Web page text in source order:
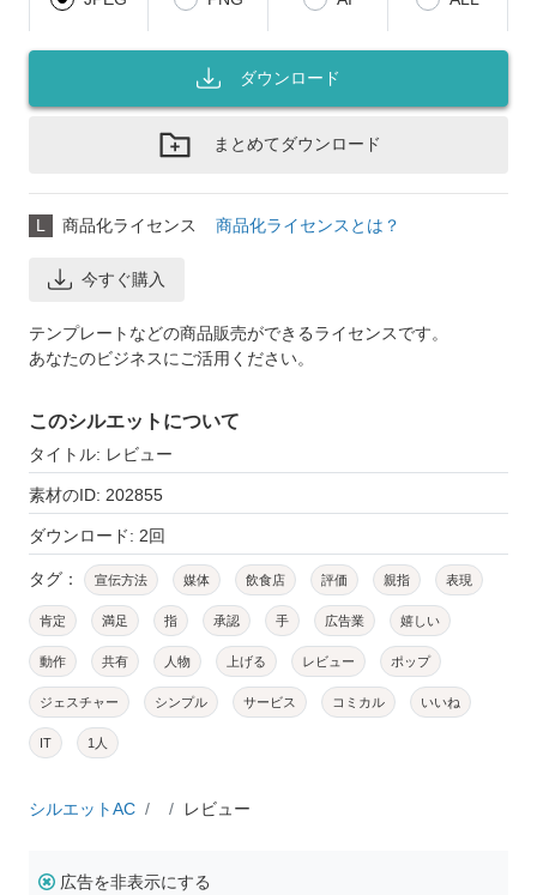
ダウンロード
まとめてダウンロード
L 商品化ライセンス 商品化ライセンスとは？
今すぐ購入
テンプレートなどの商品販売ができるライセンスです。
あなたのビジネスにご活用ください。
このシルエットについて
タイトル: レビュー
素材のID: 202855
ダウンロード: 2回
タグ： 宣伝方法 媒体 飲食店 評価 親指 表現
肯定 満足 指 承認 手 広告業 嬉しい
動作 共有 人物 上げる レビュー ポップ
ジェスチャー シンプル サービス コミカル いいね
IT 1人
シルエットAC レビュー
広告を非表示にする